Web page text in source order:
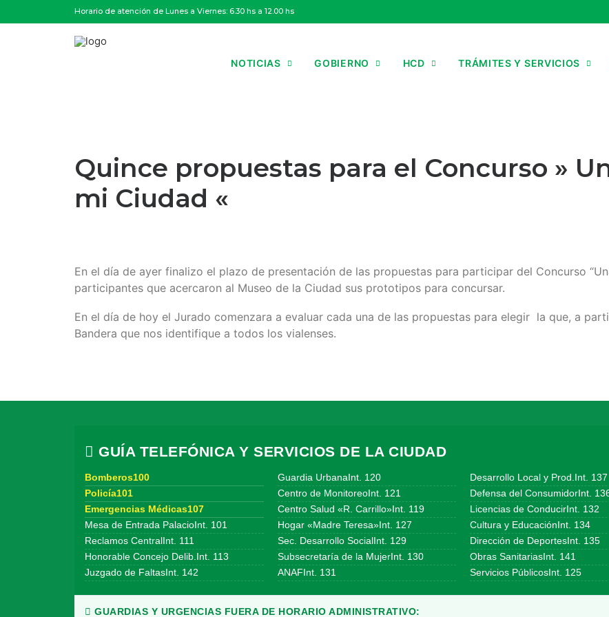
Horario de atención de Lunes a Viernes: 6.30 hs a 12.00 hs
NOTICIAS GOBIERNO HCD TRÁMITES Y SERVICIOS
Quince propuestas para el Concurso »
mi Ciudad «
En el día de ayer finalizo el plazo de presentación de las propuestas para participar del Concurso
participantes que acercaron al Museo de la Ciudad sus prototipos para concursar.
En el día de hoy el Jurado comenzara a evaluar cada una de las propuestas para elegir la que, a
Bandera que nos identifique a todos los vialenses.
GUÍA TELEFÓNICA Y SERVICIOS DE LA CIUDAD
Bomberos100
Policía101
Emergencias Médicas107
Mesa de Entrada PalacioInt. 101
Reclamos CentralInt. 111
Honorable Concejo Delib.Int. 113
Juzgado de FaltasInt. 142
Guardia UrbanaInt. 120
Centro de MonitoreoInt. 121
Centro Salud «R. Carrillo»Int. 119
Hogar «Madre Teresa»Int. 127
Sec. Desarrollo SocialInt. 129
Subsecretaría de la MujerInt. 130
ANAFInt. 131
Desarrollo Local y Prod.Int. 137
Defensa del ConsumidorInt.
Licencias de ConducirInt. 132
Cultura y EducaciónInt. 134
Dirección de DeportesInt. 135
Obras SanitariasInt. 141
Servicios PúblicosInt. 125
GUARDIAS Y URGENCIAS FUERA DE HORARIO ADMINISTRATIVO: